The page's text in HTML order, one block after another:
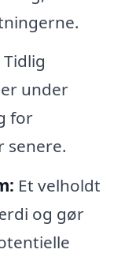
Tidlig
under
for
senere.
Et velholdt
og gør